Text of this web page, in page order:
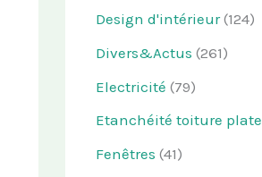
Design d'intérieur(124)
Divers&Actus (261)
Electricité (79)
Etanchéité toiture plate
Fenêtres (41)